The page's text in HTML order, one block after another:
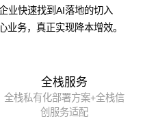
业快速找到AI落地的切入
业务，真正实现降本增效。
全栈服务
全栈私有化部署方案+全栈信
创服务适配